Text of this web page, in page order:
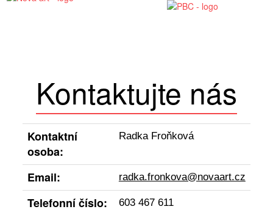
Kontaktujte nás
Kontaktní
osoba:
Radka Froňková
Email: radka.fronkova@novaart.cz
Telefonní číslo: 603 467 611